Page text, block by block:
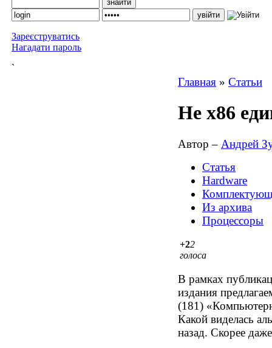
Зареєструватись
Нагадати пароль
`
Главная » Статьи
Не х86
Автор – Андрей
Статья
Hardware
Из архива
Процессоры
+22
голоса
В рамках
издания
(181)
Какой виделась
назад. Скорее